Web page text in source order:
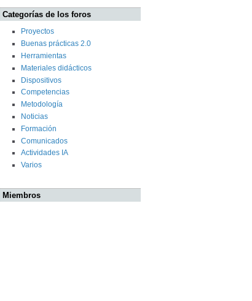
Categorías de los foros
Proyectos
Buenas prácticas 2.0
Herramientas
Materiales didácticos
Dispositivos
Competencias
Metodología
Noticias
Formación
Comunicados
Actividades IA
Varios
Miembros